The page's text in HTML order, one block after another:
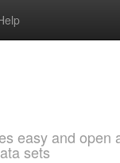
easy and
sets